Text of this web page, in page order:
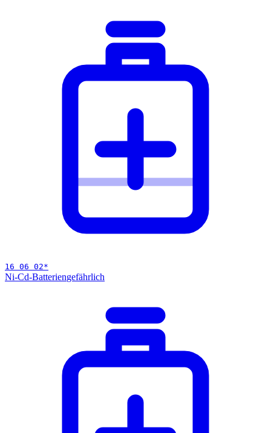
16 06 02*
Ni-Cd-Batteriengefährlich